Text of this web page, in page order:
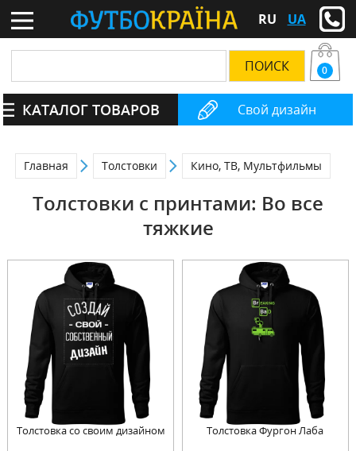
RU UA
Свой дизайн
0
КАТАЛОГ ТОВАРОВ
Главная Толстовки Кино, ТВ, Мультфильмы
Толстовки с принтами: Во все
тяжкие
Толстовка со своим дизайном Толстовка Фургон Лаба